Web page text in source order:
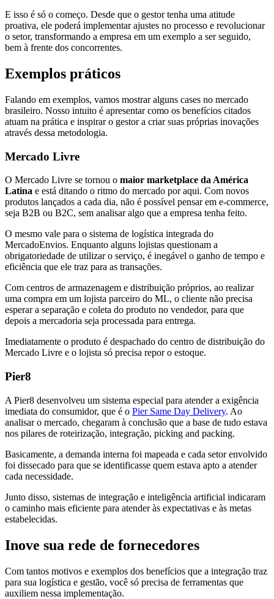
E isso é só o começo. Desde que o gestor tenha uma atitude
proativa, ele poderá implementar ajustes no processo e revolucionar
o setor, transformando a empresa em um exemplo a ser seguido,
bem à frente dos concorrentes.
Exemplos práticos
Falando em exemplos, vamos mostrar alguns cases no mercado
brasileiro. Nosso intuito é apresentar como os benefícios citados
atuam na prática e inspirar o gestor a criar suas próprias inovações
através dessa metodologia.
Mercado Livre
O Mercado Livre se tornou o maior marketplace da América
Latina e está ditando o ritmo do mercado por aqui. Com novos
produtos lançados a cada dia, não é possível pensar em e-commerce,
seja B2B ou B2C, sem analisar algo que a empresa tenha feito.
O mesmo vale para o sistema de logística integrada do
MercadoEnvios. Enquanto alguns lojistas questionam a
obrigatoriedade de utilizar o serviço, é inegável o ganho de tempo e
eficiência que ele traz para as transações.
Com centros de armazenagem e distribuição próprios, ao realizar
uma compra em um lojista parceiro do ML, o cliente não precisa
esperar a separação e coleta do produto no vendedor, para que
depois a mercadoria seja processada para entrega.
Imediatamente o produto é despachado do centro de distribuição do
Mercado Livre e o lojista só precisa repor o estoque.
Pier8
A Pier8 desenvolveu um sistema especial para atender a exigência
imediata do consumidor, que é o Pier Same Day Delivery. Ao
analisar o mercado, chegaram à conclusão que a base de tudo estava
nos pilares de roteirização, integração, picking and packing.
Basicamente, a demanda interna foi mapeada e cada setor envolvido
foi dissecado para que se identificasse quem estava apto a atender
cada necessidade.
Junto disso, sistemas de integração e inteligência artificial indicaram
o caminho mais eficiente para atender às expectativas e às metas
estabelecidas.
Inove sua rede de fornecedores
Com tantos motivos e exemplos dos benefícios que a integração traz
para sua logística e gestão, você só precisa de ferramentas que
auxiliem nessa implementação.